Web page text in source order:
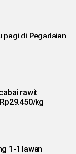
pagi di Pegadaian
rawit
kg
1-1 lawan